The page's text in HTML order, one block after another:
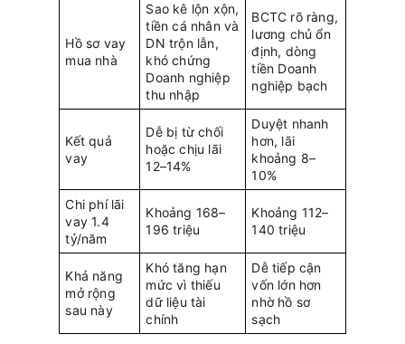
Hồ sơ vay
mua nhà
Sao kê lộn xộn,
tiền cá nhân và
DN trộn lẫn,
khó chứng
Doanh nghiệp
thu nhập
BCTC rõ ràng,
lương chủ ổn
định, dòng
tiền Doanh
nghiệp bạch
Kết quả
vay
Dễ bị từ chối
hoặc chịu lãi
12–14%
Duyệt nhanh
hơn, lãi
khoảng 8–
10%
Chi phí lãi
vay 1.4
tỷ/năm
Khoảng 168–
196 triệu
Khoảng 112–
140 triệu
Khả năng
mở rộng
sau này
Khó tăng hạn
mức vì thiếu
dữ liệu tài
chính
Dễ tiếp cận
vốn lớn hơn
nhờ hồ sơ
sạch